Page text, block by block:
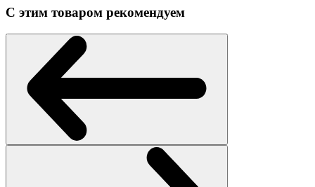
С этим товаром рекомендуем